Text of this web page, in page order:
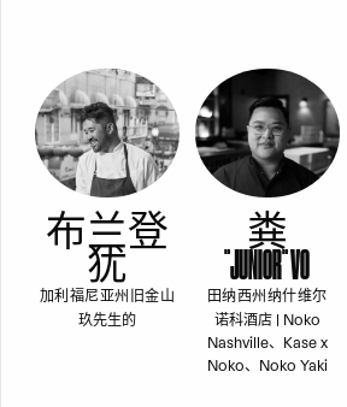
布兰登
犹
加利福尼亚州旧金山
玖先生的
粪
"JUNIOR" VO
田纳西州纳什维尔
诺科酒店 | Noko
Nashville、Kase x
Noko、Noko Yaki